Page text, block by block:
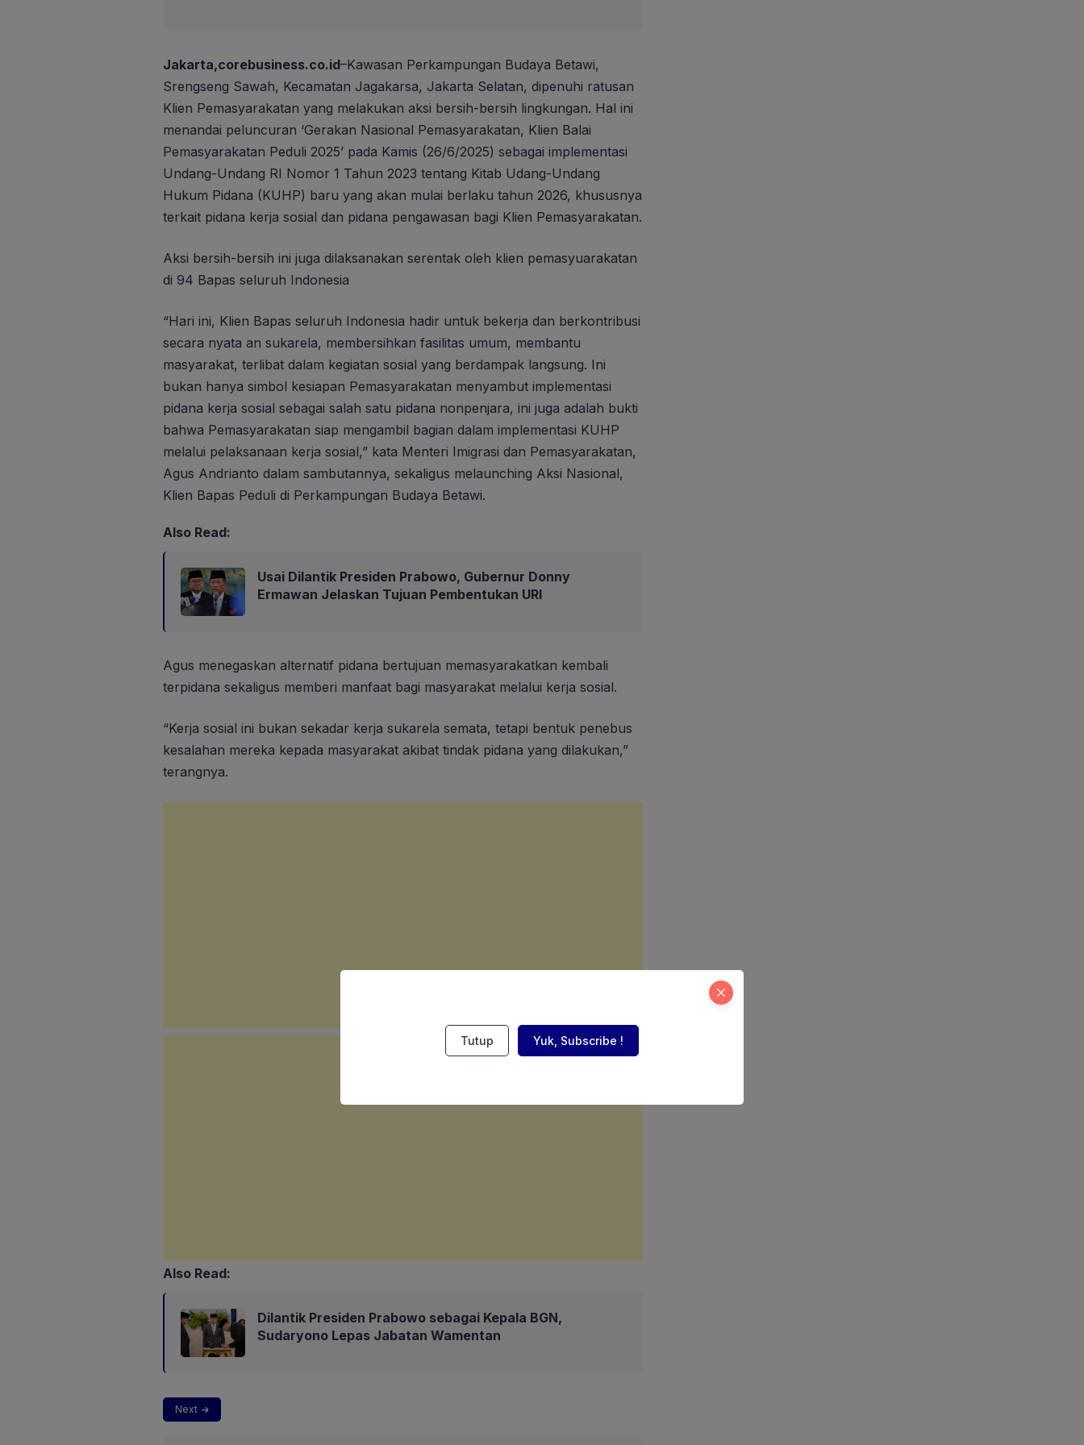
Jakarta,corebusiness.co.id–Kawasan Perkampungan Budaya Betawi,
Srengseng Sawah, Kecamatan Jagakarsa, Jakarta Selatan, dipenuhi ratusan
Klien Pemasyarakatan yang melakukan aksi bersih-bersih lingkungan. Hal ini
menandai peluncuran ‘Gerakan Nasional Pemasyarakatan, Klien Balai
Pemasyarakatan Peduli 2025’ pada Kamis (26/6/2025) sebagai implementasi
Undang-Undang RI Nomor 1 Tahun 2023 tentang Kitab Udang-Undang
Hukum Pidana (KUHP) baru yang akan mulai berlaku tahun 2026, khususnya
terkait pidana kerja sosial dan pidana pengawasan bagi Klien Pemasyarakatan.
Aksi bersih-bersih ini juga dilaksanakan serentak oleh klien pemasyuarakatan
di 94 Bapas seluruh Indonesia
“Hari ini, Klien Bapas seluruh Indonesia hadir untuk bekerja dan berkontribusi
secara nyata an sukarela, membersihkan fasilitas umum, membantu
masyarakat, terlibat dalam kegiatan sosial yang berdampak langsung. Ini
bukan hanya simbol kesiapan Pemasyarakatan menyambut implementasi
pidana kerja sosial sebagai salah satu pidana nonpenjara, ini juga adalah bukti
bahwa Pemasyarakatan siap mengambil bagian dalam implementasi KUHP
melalui pelaksanaan kerja sosial,” kata Menteri Imigrasi dan Pemasyarakatan,
Agus Andrianto dalam sambutannya, sekaligus melaunching Aksi Nasional,
Klien Bapas Peduli di Perkampungan Budaya Betawi.
Also Read:
Usai Dilantik Presiden Prabowo, Gubernur Donny
Ermawan Jelaskan Tujuan Pembentukan URI
Agus menegaskan alternatif pidana bertujuan memasyarakatkan kembali
terpidana sekaligus memberi manfaat bagi masyarakat melalui kerja sosial.
“Kerja sosial ini bukan sekadar kerja sukarela semata, tetapi bentuk penebus
kesalahan mereka kepada masyarakat akibat tindak pidana yang dilakukan,”
terangnya.
Also Read:
Dilantik Presiden Prabowo sebagai Kepala BGN,
Sudaryono Lepas Jabatan Wamentan
Next
Tutup Yuk, Subscribe !